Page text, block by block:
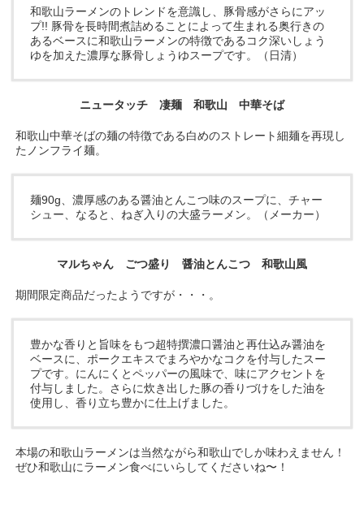
和歌山ラーメンのトレンドを意識し、豚骨感がさらにアッ
プ!! 豚骨を長時間煮詰めることによって生まれる奥行きの
あるベースに和歌山ラーメンの特徴であるコク深いしょう
ゆを加えた濃厚な豚骨しょうゆスープです。（日清）
ニュータッチ 凄麺 和歌山 中華そば
和歌山中華そばの麺の特徴である白めのストレート細麺を再現し
たノンフライ麺。
麺90g、濃厚感のある醤油とんこつ味のスープに、チャー
シュー、なると、ねぎ入りの大盛ラーメン。（メーカー）
マルちゃん ごつ盛り 醤油とんこつ 和歌山風
期間限定商品だったようですが・・・。
豊かな香りと旨味をもつ超特撰濃口醤油と再仕込み醤油を
ベースに、ポークエキスでまろやかなコクを付与したスー
プです。にんにくとペッパーの風味で、味にアクセントを
付与しました。さらに炊き出した豚の香りづけをした油を
使用し、香り立ち豊かに仕上げました。
本場の和歌山ラーメンは当然ながら和歌山でしか味わえません！
ぜひ和歌山にラーメン食べにいらしてくださいね〜！